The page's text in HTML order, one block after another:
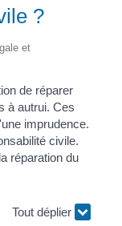
?
et
de réparer
à autrui. Ces
imprudence.
civile.
réparation du
Tout déplier